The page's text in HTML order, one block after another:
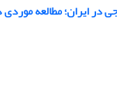
در ایران؛ مطالعه